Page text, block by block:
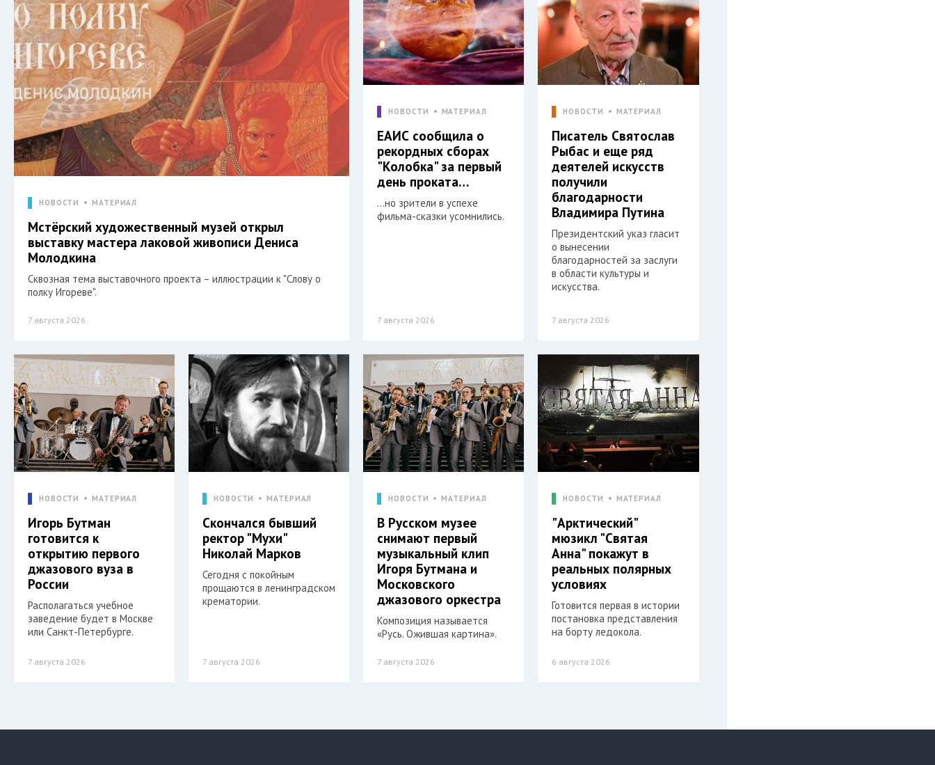
НОВОСТИ МАТЕРИАЛ
Мстёрский художественный музей открыл
выставку мастера лаковой живописи Дениса
Молодкина
Сквозная тема выставочного проекта – иллюстрации к "Слову о
полку Игореве".
7 августа 2026
НОВОСТИ МАТЕРИАЛ
ЕАИС сообщила о
рекордных сборах
"Колобка" за первый
день проката…
…но зрители в успехе
фильма-сказки усомнились.
7 августа 2026
НОВОСТИ МАТЕРИАЛ
Писатель Святослав
Рыбас и еще ряд
деятелей искусств
получили
благодарности
Владимира Путина
Президентский указ гласит
о вынесении
благодарностей за заслуги
в области культуры и
искусства.
7 августа 2026
НОВОСТИ МАТЕРИАЛ
Игорь Бутман
готовится к
открытию первого
джазового вуза в
России
Располагаться учебное
заведение будет в Москве
или Санкт-Петербурге.
7 августа 2026
НОВОСТИ МАТЕРИАЛ
Скончался бывший
ректор "Мухи"
Николай Марков
Сегодня с покойным
прощаются в ленинградском
крематории.
7 августа 2026
НОВОСТИ МАТЕРИАЛ
В Русском музее
снимают первый
музыкальный клип
Игоря Бутмана и
Московского
джазового оркестра
Композиция называется
«Русь. Ожившая картина».
7 августа 2026
НОВОСТИ МАТЕРИАЛ
"Арктический"
мюзикл "Святая
Анна" покажут в
реальных полярных
условиях
Готовится первая в истории
постановка представления
на борту ледокола.
6 августа 2026